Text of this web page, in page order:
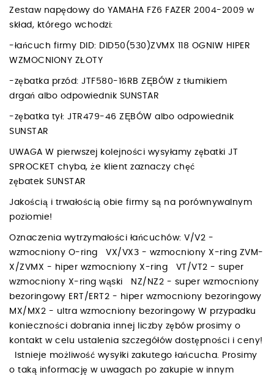
Zestaw napędowy do YAMAHA FZ6 FAZER 2004-2009 w
skład, którego wchodzi:
-łańcuch firmy DID: DID50(530)ZVMX 118 OGNIW HIPER
WZMOCNIONY ZŁOTY
-zębatka przód: JTF580-16RB ZĘBÓW z tłumikiem
drgań albo odpowiednik SUNSTAR
-zębatka tył: JTR479-46 ZĘBÓW albo odpowiednik
SUNSTAR
UWAGA W pierwszej kolejności wysyłamy zębatki JT
SPROCKET chyba, że klient zaznaczy chęć
zębatek SUNSTAR
Jakością i trwałością obie firmy są na porównywalnym
poziomie!
Oznaczenia wytrzymałości łańcuchów: V/V2 -
wzmocniony O-ring VX/VX3 - wzmocniony X-ring ZVM-
X/ZVMX - hiper wzmocniony X-ring VT/VT2 - super
wzmocniony X-ring wąski NZ/NZ2 - super wzmocniony
bezoringowy ERT/ERT2 - hiper wzmocniony bezoringowy
MX/MX2 - ultra wzmocniony bezoringowy W przypadku
konieczności dobrania innej liczby zębów prosimy o
kontakt w celu ustalenia szczegółów dostępności i ceny!
Istnieje możliwość wysyłki zakutego łańcucha. Prosimy
o taką informację w uwagach po zakupie w innym